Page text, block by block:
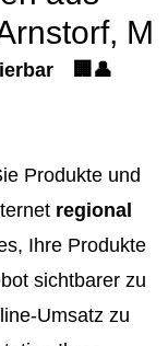
M
🏢👤
Produkte und
regional
Ihre Produkte
sichtbarer zu
Umsatz zu